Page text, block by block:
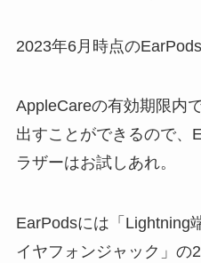
2023年6月時点の
AppleCareの有効期限内
出すことができるので、
ラザーはお試しあれ。
EarPodsには「Lightning
イヤフォンジャック」の